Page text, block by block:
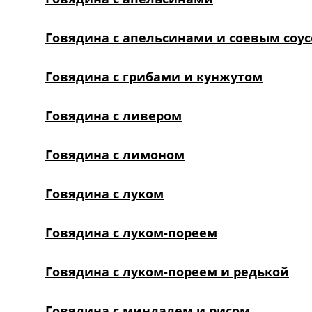
Говядина с апельсинами и соевым
Говядина с грибами и кунжутом
Говядина с ливером
Говядина с лимоном
Говядина с луком
Говядина с луком-пореем
Говядина с луком-пореем и редькой